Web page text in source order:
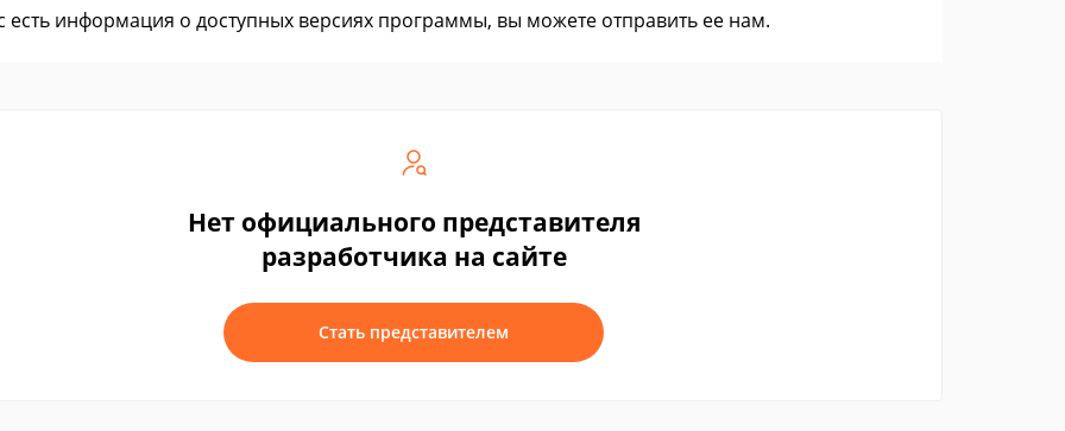
есть информация о доступных версиях программы, вы можете отправить ее нам.
Нет официального представителя
разработчика на сайте
Стать представителем